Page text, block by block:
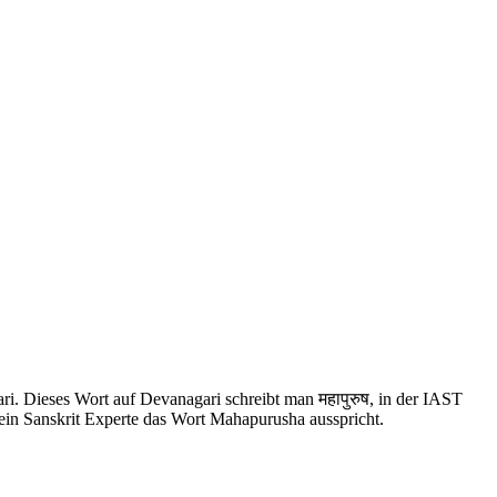
Dieses Wort auf Devanagari schreibt man महापुरुष, in der IAST
Sanskrit Experte das Wort Mahapurusha ausspricht.